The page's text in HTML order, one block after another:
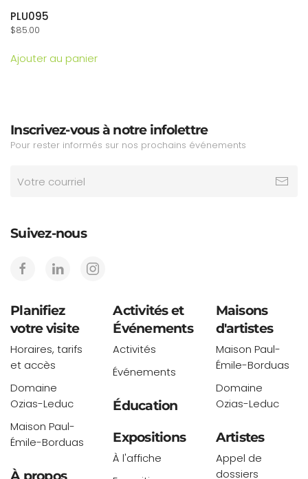
PLU095
$85.00
Ajouter au panier
Inscrivez-vous à notre infolettre
Pour rester informés sur nos prochains événements
Suivez-nous
Planifiez
votre visite
Horaires, tarifs
et accès
Domaine
Ozias-Leduc
Maison Paul-
Émile-Borduas
Activités et
Événements
Activités
Événements
Éducation
Expositions
À l'affiche
Maisons
d'artistes
Maison Paul-
Émile-Borduas
Domaine
Ozias-Leduc
Artistes
Appel de
dossiers